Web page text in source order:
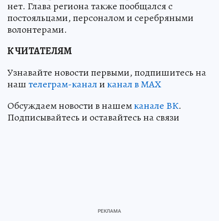
нет. Глава региона также пообщался с
постояльцами, персоналом и серебряными
волонтерами.
К ЧИТАТЕЛЯМ
Узнавайте новости первыми, подпишитесь на
наштелеграм-каналиканал в МАХ
Обсуждаем новости в нашемканале ВК.
Подписывайтесь и оставайтесь на связи